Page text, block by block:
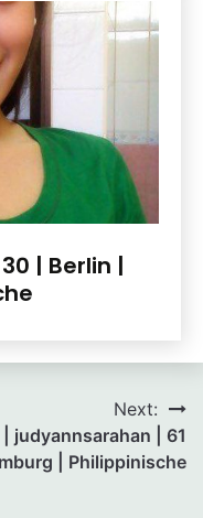
| Berlin |
Next:
judyannsarahan | 61
| Philippinische